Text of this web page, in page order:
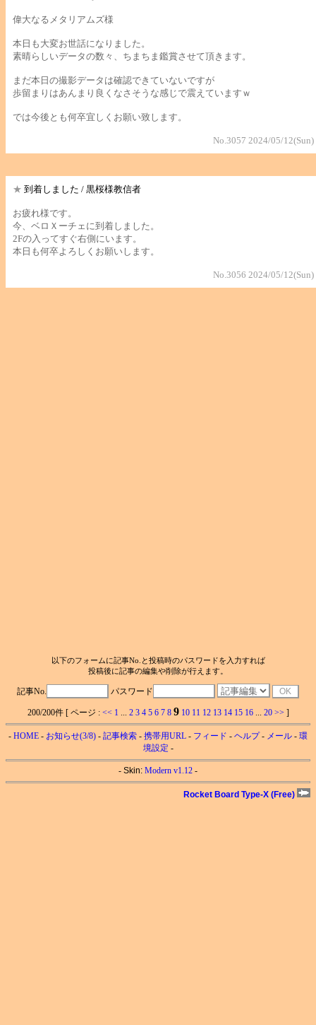
偉大なるメタリアムズ様
本日も大変お世話になりました。
素晴らしいデータの数々、ちまちま鑑賞させて頂きます。
まだ本日の撮影データは確認できていないですが
歩留まりはあんまり良くなさそうな感じで震えていますｗ
では今後とも何卒宜しくお願い致します。
No.3057 2024/05/
★ 到着しました / 黒桜様教信者
お疲れ様です。
今、ベロＸーチェに到着しました。
2Fの入ってすぐ右側にいます。
本日も何卒よろしくお願いします。
No.3056 2024/05/
以下のフォームに記事No.と投稿時のパスワードを入力すれば
投稿後に記事の編集や削除が行えます。
記事No. パスワード
200/200件 [ ページ : << 1 2 3 4 5 6 7 8 9 10 11 12 13 14 15 16... 20 >> ]
- HOME - お知らせ(3/8) - 記事検索 - 携帯用URL - フィード - ヘルプ- メール - 環
境設定 -
- Skin: Modern v1.12 -
Rocket Board Type-X (Free)